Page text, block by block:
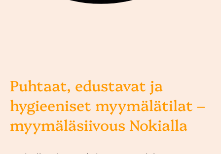
Puhtaat, edustavat ja
hygieeniset myymälätilat –
myymäläsiivous Nokialla